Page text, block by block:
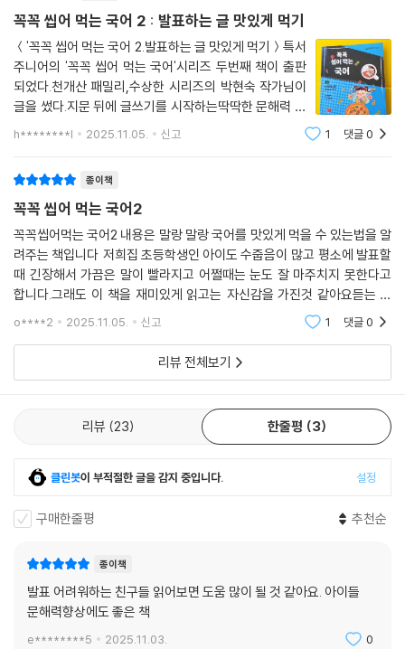
꼭꼭 씹어 먹는 국어 2 : 발표하는 글 맛있게 먹기
＜'꼭꼭 씹어 먹는 국어 2.발표하는 글 맛있게 먹기＞특서
주니어의 '꼭꼭 씹어 먹는 국어'시리즈 두번째 책이 출판
되었다.천개산 패밀리,수상한 시리즈의 박현숙 작가님이
글을 썼다.지문 뒤에 글쓰기를 시작하는딱딱한 문해력 문
제집이 아닌 글쓰기를 주제로 한 동화가 실려 있다. 먼저
h********l 2025.11.05. 신고 1 댓글0
종이책
꼭꼭 씹어 먹는 국어2
꼭꼭씹어먹는 국어2 내용은 말랑 말랑 국어를 맛있게 먹을 수 있는법을 알
려주는 책입니다 저희집 초등학생인 아이도 수줍음이 많고 평소에 발표할
때 긴장해서 가끔은 말이 빨라지고 어쩔때는 눈도 잘 마주치지 못한다고
합니다.그래도 이 책을 재미있게 읽고는 자신감을 가진것 같아요듣는 사
람의 반응을 살피며 말 할 수 있어야 한다는것도 배우고 발표는 혼자 하는
o****2 2025.11.05. 신고 1 댓글0
리뷰 전체보기
리뷰 23 한줄평 3
클린봇이 부적절한 글을 감지 중입니다. 설정
구매한줄평 추천순
종이책
발표 어려워하는 친구들 읽어보면 도움 많이 될 것 같아요. 아이들
문해력향상에도 좋은 책
e********5 2025.11.03. 0